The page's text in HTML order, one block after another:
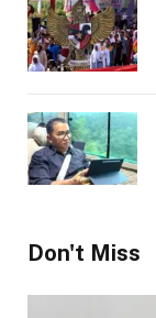
Don't Miss